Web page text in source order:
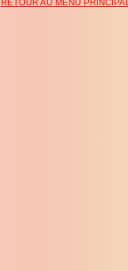
RETOUR AU MENU PRINCIPAL